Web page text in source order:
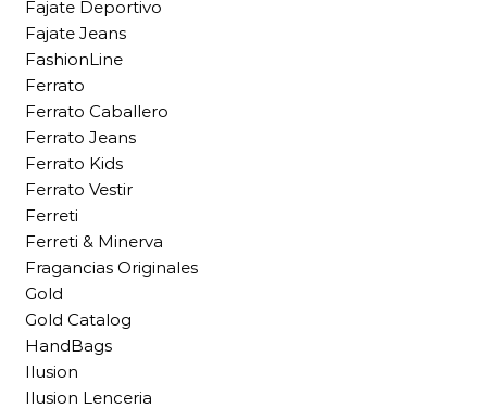
Fajate Deportivo
Fajate Jeans
FashionLine
Ferrato
Ferrato Caballero
Ferrato Jeans
Ferrato Kids
Ferrato Vestir
Ferreti
Ferreti & Minerva
Fragancias Originales
Gold
Gold Catalog
HandBags
Ilusion
Ilusion Lenceria